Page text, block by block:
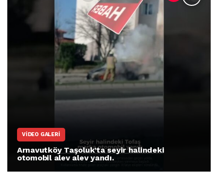
VIDEO GALERI
Arnavutköy Taşoluk’ta seyir halindeki
otomobil alev alev yandı.